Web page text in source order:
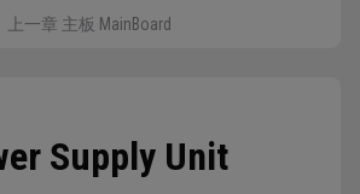
上一章 主板 MainBoard
Supply Unit